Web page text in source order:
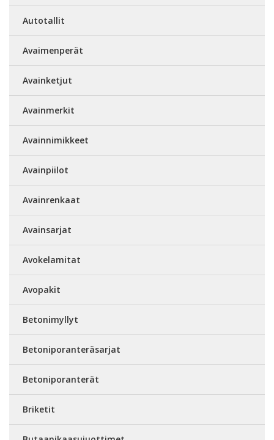
Autotallit
Avaimenperät
Avainketjut
Avainmerkit
Avainnimikkeet
Avainpiilot
Avainrenkaat
Avainsarjat
Avokelamitat
Avopakit
Betonimyllyt
Betoniporanteräsarjat
Betoniporanterät
Briketit